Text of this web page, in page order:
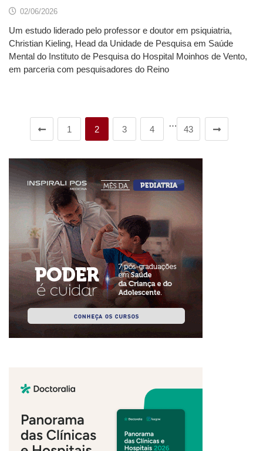
02/06/2026
Um estudo liderado pelo professor e doutor em psiquiatria,
Christian Kieling, Head da Unidade de Pesquisa em Saúde
Mental do Instituto de Pesquisa do Hospital Moinhos de Vento,
em parceria com pesquisadores do Reino
1 2 3 4
…
43